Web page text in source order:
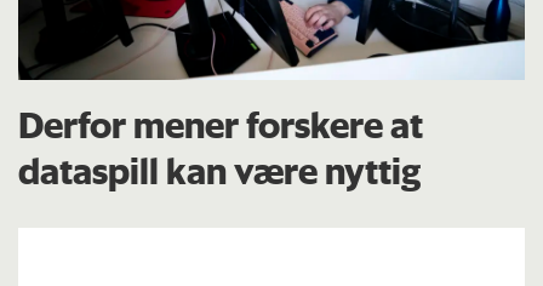
Derfor mener forskere at
dataspill kan være nyttig